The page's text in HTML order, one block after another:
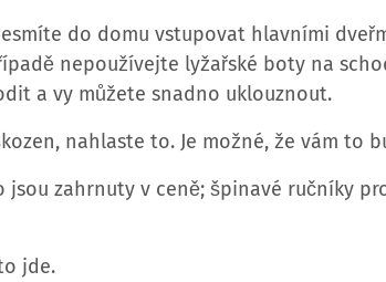
do domu vstupovat hlavními
nepoužívejte lyžařské boty na
a vy můžete snadno uklouznout.
nahlaste to. Je možné, že vám to
jsou zahrnuty v ceně; špinavé ručníky
jde.